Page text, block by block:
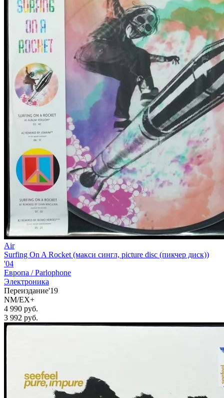
Air
Surfing On A Rocket (макси сингл, picture disc (пикчер диск))
'04
Европа /Parlophone
Электроника
Переиздание'19
NM/EX+
4 990 руб.
3 992 руб.